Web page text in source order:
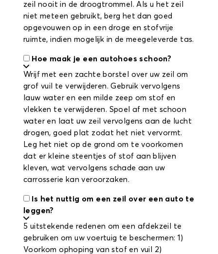
zeil nooit in de droogtrommel. Als u het zeil
niet meteen gebruikt, berg het dan goed
opgevouwen op in een droge en stofvrije
ruimte, indien mogelijk in de meegeleverde tas.
Hoe maak je een autohoes schoon?
Wrijf met een zachte borstel over uw zeil om
grof vuil te verwijderen. Gebruik vervolgens
lauw water en een milde zeep om stof en
vlekken te verwijderen. Spoel af met schoon
water en laat uw zeil vervolgens aan de lucht
drogen, goed plat zodat het niet vervormt.
Leg het niet op de grond om te voorkomen
dat er kleine steentjes of stof aan blijven
kleven, wat vervolgens schade aan uw
carrosserie kan veroorzaken.
Is het nuttig om een zeil over een auto te
leggen?
5 uitstekende redenen om een afdekzeil te
gebruiken om uw voertuig te beschermen: 1)
Voorkom ophoping van stof en vuil 2)